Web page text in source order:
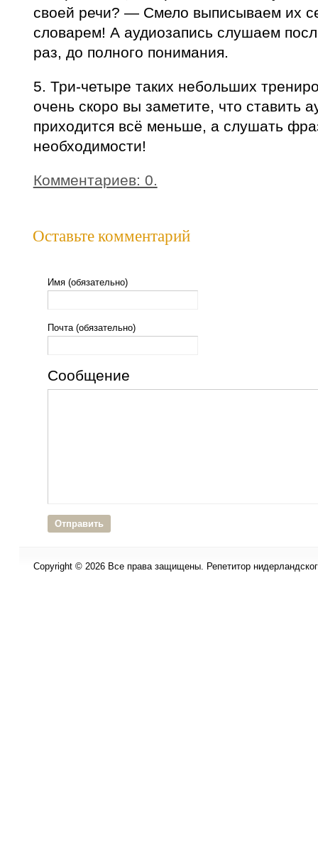
своей речи? — Смело выписываем их
словарем! А аудиозапись слушаем
раз, до полного понимания.
5. Три-четыре таких небольших
очень скоро вы заметите, что ставить
приходится всё меньше, а слушать
необходимости!
Комментариев: 0.
Оставьте комментарий
Имя (обязательно)
Почта (обязательно)
Сообщение
Copyright © 2026 Все права защищены. Репетитор